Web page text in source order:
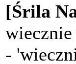
[Śrila
wiecznie
-